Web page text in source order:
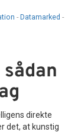
- Datamarked -
direkte
det, at kunstig